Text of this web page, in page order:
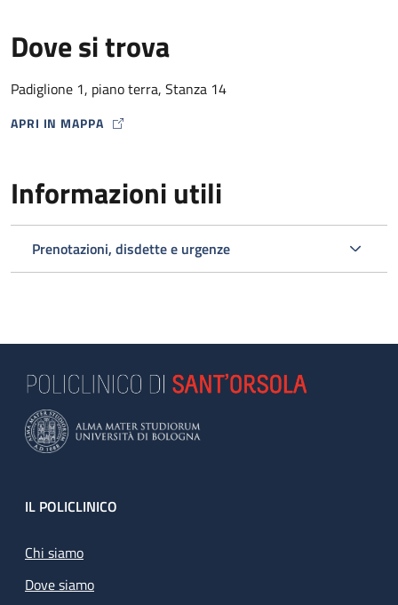
Dove si trova
Padiglione 1, piano terra, Stanza 14
APRI IN MAPPA
MAP ICON
Informazioni utili
Prenotazioni, disdette e urgenze
Footer
IL POLICLINICO
Chi siamo
Dove siamo